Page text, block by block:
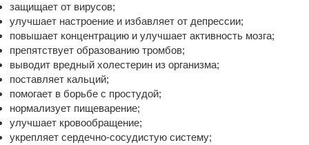
защищает от вирусов;
улучшает настроение и избавляет от депрессии;
повышает концентрацию и улучшает активность мозга;
препятствует образованию тромбов;
выводит вредный холестерин из организма;
поставляет кальций;
помогает в борьбе с простудой;
нормализует пищеварение;
улучшает кровообращение;
укрепляет сердечно-сосудистую систему;